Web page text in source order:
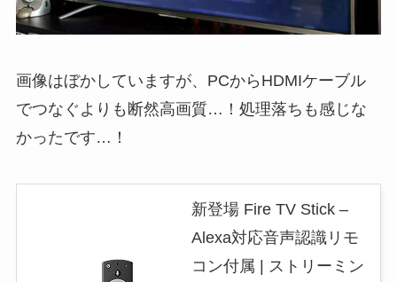
画像はぼかしていますが、PCからHDMIケーブル
でつなぐよりも断然高画質…！処理落ちも感じな
かったです…！
新登場 Fire TV Stick –
Alexa対応音声認識リモ
コン付属 | ストリーミン